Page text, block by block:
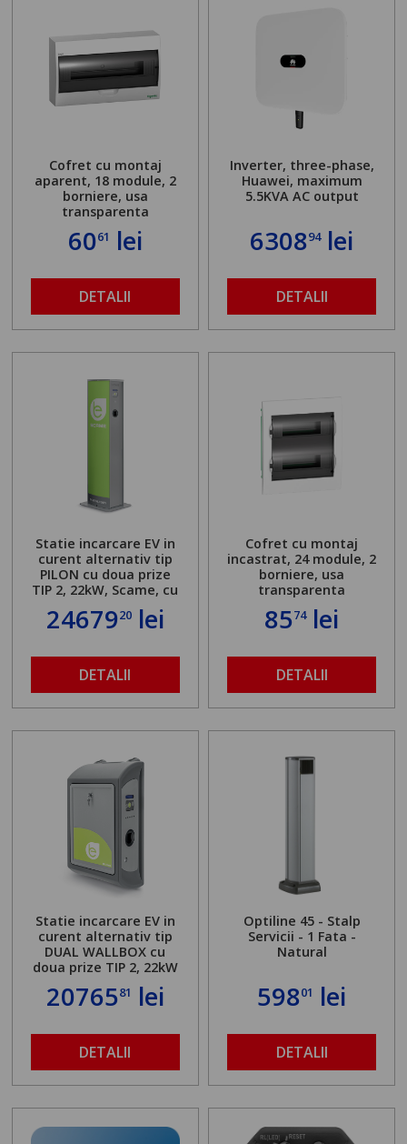
Cofret cu montaj
aparent, 18 module, 2
borniere, usa
transparenta
6061 lei
DETALII
Inverter, three-phase,
Huawei, maximum
5.5KVA AC output
630894lei
DETALII
Statie incarcare EV in
curent alternativ tip
PILON cu doua prize
TIP 2, 22kW, Scame, cu
server local
2467920lei
DETALII
Cofret cu montaj
incastrat, 24 module, 2
borniere, usa
transparenta
8574lei
DETALII
Statie incarcare EV in
curent alternativ tip
DUAL WALLBOX cu
doua prize TIP 2, 22kW
2076581 lei
DETALII
Optiline 45 - Stalp
Servicii - 1 Fata -
Natural
59801 lei
DETALII